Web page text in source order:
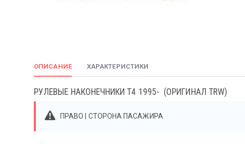
ОПИСАНИЕ ХАРАКТЕРИСТИКИ
РУЛЕВЫЕ НАКОНЕЧНИКИ T4 1995- (ОРИГИНАЛ TRW)
ПРАВО | СТОРОНА ПАСАЖИРА